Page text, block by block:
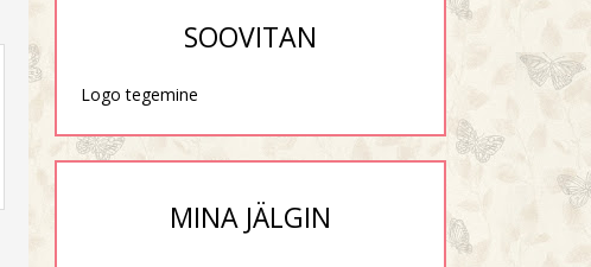
SOOVITAN
Logo tegemine
MINA JÄLGIN